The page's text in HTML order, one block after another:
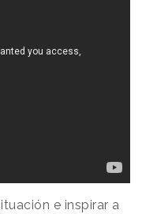
e inspirar a